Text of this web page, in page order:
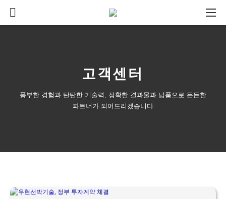
고객센터
풍부한 경험과 탄탄한 기술력, 정확한 결과물과 납품으로 든든한
파트너가 되어드리겠습니다